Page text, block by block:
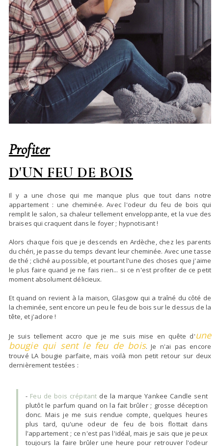
Profiter
D'UN FEU DE BOIS
Il y a une chose qui me manque plus que tout dans notre
appartement : une cheminée. Avec l'odeur du feu de bois qui
remplit le salon, sa chaleur tellement enveloppante, et la vue des
braises qui craquent dans le foyer ; hypnotisant !
Alors chaque fois que je descends en Ardèche, chez les parents
du chéri, je passe du temps devant leur cheminée. Avec une tasse
de thé ; cliché au possible, et pourtant l'une des choses que j'aime
le plus faire quand je ne fais rien... si ce n'est profiter de ce petit
moment absolument délicieux.
Et quand on revient à la maison, Glasgow qui a traîné du côté de
la cheminée, sent encore un peu le feu de bois sur le dessus de la
tête, et j'adore !
Je suis tellement accro que je me suis mise en quête d'une
bougie qui sent le feu de bois. Je n'ai pas encore
trouvé LA bougie parfaite, mais voilà mon petit retour sur deux
dernièrement testées :
- Feu de bois crépitant de la marque Yankee Candle sent
plutôt le parfum quand on la fait brûler ; grosse déception
donc. Mais je me suis rendue compte, quelques heures
plus tard, qu'une odeur de feu de bois flottait dans
l'appartement ; ce n'est pas l'idéal, mais je sais que je peux
toujours la faire brûler une heure pour retrouver l'odeur